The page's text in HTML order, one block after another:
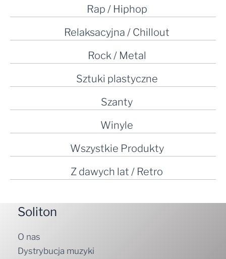
Rap / Hiphop
Relaksacyjna / Chillout
Rock / Metal
Sztuki plastyczne
Szanty
Winyle
Wszystkie Produkty
Z dawych lat / Retro
Soliton
O nas
Dystrybucja muzyki